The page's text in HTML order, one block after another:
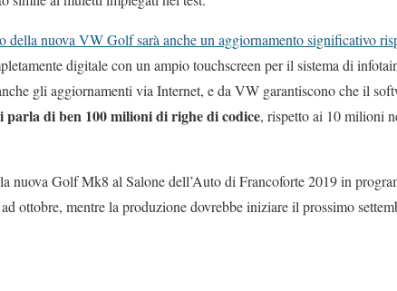
della nuova VW Golf sarà anche un aggiornamento significativo
digitale con un ampio touchscreen per il sistema di
gli aggiornamenti via Internet, e da VW garantiscono che il
parla di ben 100 milioni di righe di codice, rispetto ai 10 milioni
nuova Golf Mk8 al Salone dell’Auto di Francoforte 2019 in
ottobre, mentre la produzione dovrebbe iniziare il prossimo